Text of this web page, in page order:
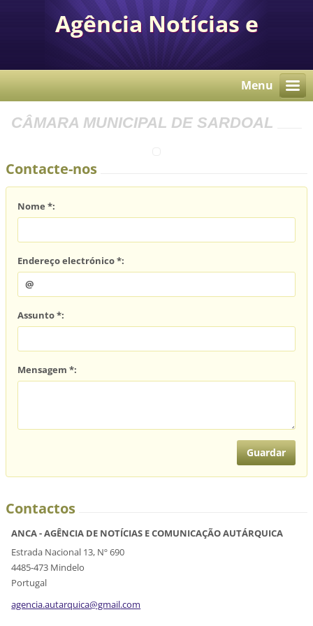
Agência Notícias e
Comunicação Autárquica
Menu
CÂMARA MUNICIPAL DE SARDOAL
Contacte-nos
Nome *:
Endereço electrónico *:
Assunto *:
Mensagem *:
Contactos
ANCA - AGÊNCIA DE NOTÍCIAS E COMUNICAÇÃO AUTÁRQUICA
Estrada Nacional 13, Nº 690
4485-473 Mindelo
Portugal
agencia.autarquica@gmail.com